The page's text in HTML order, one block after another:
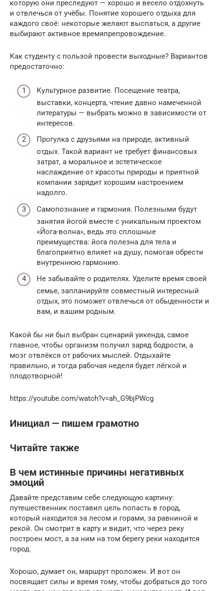
которую они преследуют — хорошо и весело отдохнуть
и отвлечься от учёбы. Понятие хорошего отдыха для
каждого своё: некоторые желают выспаться, а другие
выбирают активное времяпрепровождение.
Как студенту с пользой провести выходные? Вариантов
предостаточно:
Культурное развитие. Посещение театра,
выставки, концерта, чтение давно намеченной
литературы — выбрать можно в зависимости от
интересов.
Прогулка с друзьями на природе, активный
отдых. Такой вариант не требует финансовых
затрат, а моральное и эстетическое
наслаждение от красоты природы и приятной
компании зарядит хорошим настроением
надолго.
Самопознание и гармония. Полезными будут
занятия йогой вместе с уникальным проектом
«Йога-волна», ведь это сплошные
преимущества: йога полезна для тела и
благоприятно влияет на душу, помогая обрести
внутреннюю гармонию.
Не забывайте о родителях. Уделите время своей
семье, запланируйте совместный интересный
отдых, это поможет отвлечься от обыденности и
вам, и вашим родным.
Какой бы ни был выбран сценарий уикенда, самое
главное, чтобы организм получил заряд бодрости, а
мозг отвлёкся от рабочих мыслей. Отдыхайте
правильно, и тогда рабочая неделя будет лёгкой и
плодотворной!
https://youtube.com/watch?v=ah_G9bjPWcg
Инициал — пишем грамотно
Читайте также
В чем истинные причины негативных
эмоций
Давайте представим себе следующую картину:
путешественник поставил цель попасть в город,
который находится за лесом и горами, за равниной и
рекой. Он смотрит в карту и видит, что через реку
построен мост, а за ним на том берегу реки находится
город.
Хорошо, думает он, маршрут проложен. И вот он
посвящает силы и время тому, чтобы добраться до того